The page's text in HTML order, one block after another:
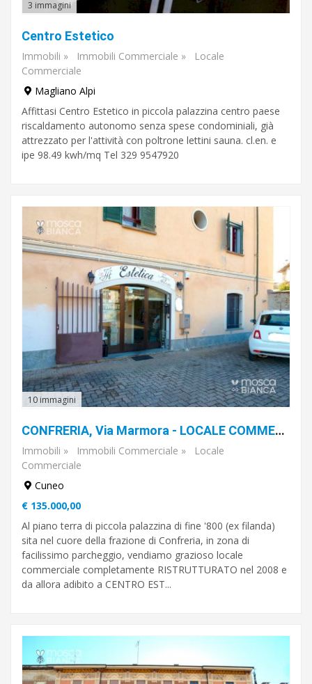
condizionata
balcone
garage
piscina
barbecue
sul
mare
Cerca
3 immagini
Centro Estetico
Immobili » Immobili Commerciale »
Locale
Commerciale
Magliano Alpi
Affittasi Centro Estetico in piccola palazzina centro paese
riscaldamento autonomo senza spese condominiali, già
attrezzato per l'attività con poltrone lettini sauna. cl.en. e
ipe 98.49 kwh/mq Tel 329 9547920
10 immagini
CONFRERIA, Via Marmora - LOCALE COMMERCIALE (CENTRO ESTETICO)
Immobili » Immobili Commerciale »
Locale
Commerciale
Cuneo
€ 135.000,00
Al piano terra di piccola palazzina di fine '800 (ex filanda)
sita nel cuore della frazione di Confreria, in zona di
facilissimo parcheggio, vendiamo grazioso locale
commerciale completamente RISTRUTTURATO nel 2008 e
da allora adibito a CENTRO EST...